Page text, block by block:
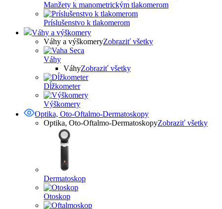
Manžety k manometrickým tlakomerom
Príslušenstvo k tlakomerom
Váhy a výškomery
Váhy a výškomeryZobraziť všetky
Váhy
VáhyZobraziť všetky
Dĺžkometer
Výškomery
Optika, Oto-Oftalmo-Dermatoskopy
Optika, Oto-Oftalmo-DermatoskopyZobraziť všetky
Dermatoskop
Otoskop